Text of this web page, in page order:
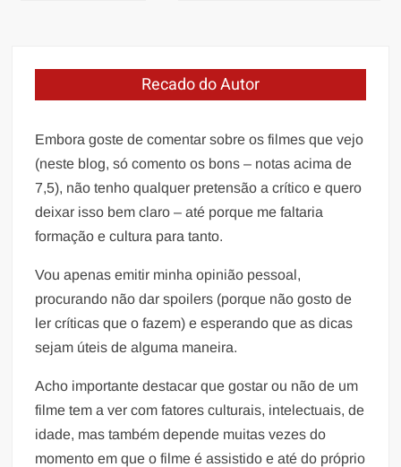
Recado do Autor
Embora goste de comentar sobre os filmes que vejo
(neste blog, só comento os bons – notas acima de
7,5), não tenho qualquer pretensão a crítico e quero
deixar isso bem claro – até porque me faltaria
formação e cultura para tanto.
Vou apenas emitir minha opinião pessoal,
procurando não dar spoilers (porque não gosto de
ler críticas que o fazem) e esperando que as dicas
sejam úteis de alguma maneira.
Acho importante destacar que gostar ou não de um
filme tem a ver com fatores culturais, intelectuais, de
idade, mas também depende muitas vezes do
momento em que o filme é assistido e até do próprio